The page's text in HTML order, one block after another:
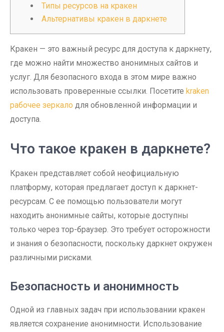
Типы ресурсов на кракен
Альтернативы кракен в даркнете
Кракен — это важный ресурс для доступа к даркнету,
где можно найти множество анонимных сайтов и
услуг. Для безопасного входа в этом мире важно
использовать проверенные ссылки. Посетите kraken
рабочее зеркало для обновленной информации и
доступа.
Что такое кракен в даркнете?
Кракен представляет собой неофициальную
платформу, которая предлагает доступ к даркнет-
ресурсам. С ее помощью пользователи могут
находить анонимные сайты, которые доступны
только через тор-браузер. Это требует осторожности
и знания о безопасности, поскольку даркнет окружен
различными рисками.
Безопасность и анонимность
Одной из главных задач при использовании кракен
является сохранение анонимности. Использование